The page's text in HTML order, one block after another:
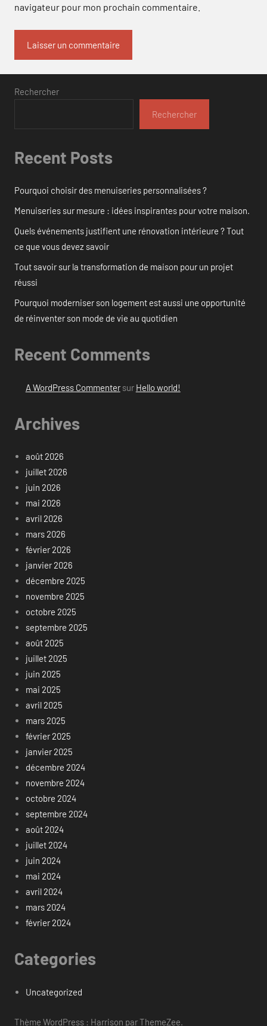
navigateur pour mon prochain commentaire.
Rechercher
Rechercher
Recent Posts
Pourquoi choisir des menuiseries personnalisées ?
Menuiseries sur mesure : idées inspirantes pour votre maison.
Quels événements justifient une rénovation intérieure ? Tout
ce que vous devez savoir
Tout savoir sur la transformation de maison pour un projet
réussi
Pourquoi moderniser son logement est aussi une opportunité
de réinventer son mode de vie au quotidien
Recent Comments
A WordPress Commentersur Hello world!
Archives
août 2026
juillet 2026
juin 2026
mai 2026
avril 2026
mars 2026
février 2026
janvier 2026
décembre 2025
novembre 2025
octobre 2025
septembre 2025
août 2025
juillet 2025
juin 2025
mai 2025
avril 2025
mars 2025
février 2025
janvier 2025
décembre 2024
novembre 2024
octobre 2024
septembre 2024
août 2024
juillet 2024
juin 2024
mai 2024
avril 2024
mars 2024
février 2024
Categories
Uncategorized
Thème WordPress : Harrison par ThemeZee.